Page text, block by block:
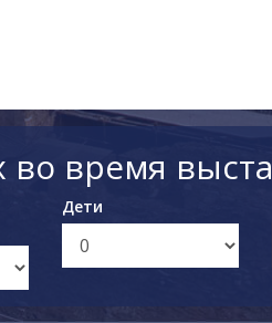
во время
Дети